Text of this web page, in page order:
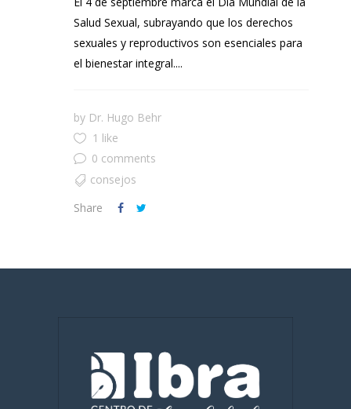
Salud Sexual, subrayando que los derechos
sexuales y reproductivos son esenciales para
el bienestar integral....
by Dr. Hugo Behr
1 like
0 comments
consejos
Share